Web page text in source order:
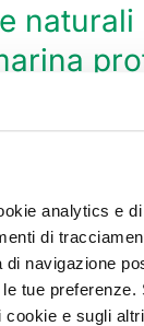
analytics e
di
di navigazione
tue preferenze.
cookie e sugli
naturali
come un
a picco
lungo
punti
565 metri.